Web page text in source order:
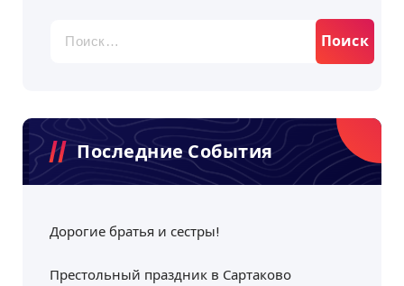
Последние События
Дорогие братья и сестры!
Престольный праздник в Сартаково